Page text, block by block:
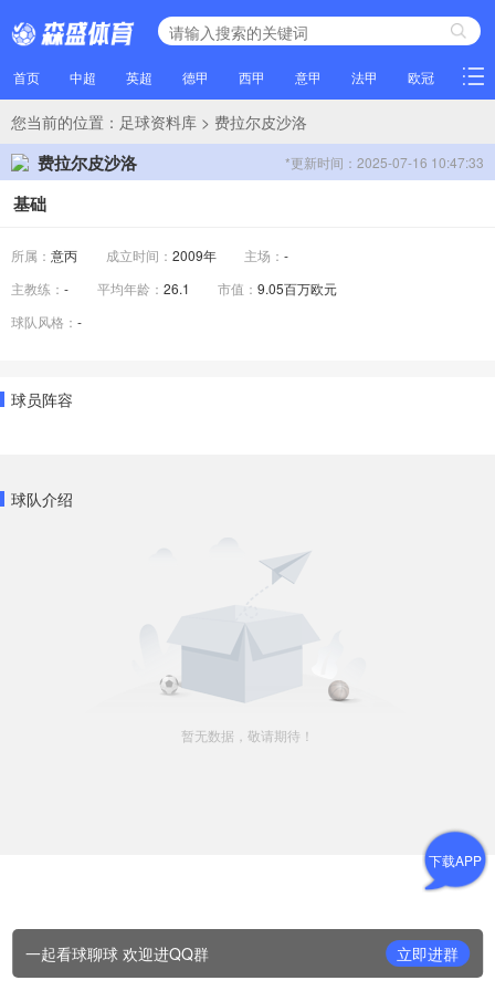
首页 中超 英超 德甲 西甲 意甲 法甲 欧冠 NBA
您当前的位置： 足球资料库 > 费拉尔皮沙洛
费拉尔皮沙洛 *更新时间：2025-07-16 10:47:33
基础
所属： 意丙 成立时间： 2009年 主场：-
主教练： - 平均年龄： 26.1 市值：9.05百万欧元
球队风格： -
球员阵容
球队介绍
暂无数据，敬请期待！
一起看球聊球 欢迎进QQ群 立即进群
下载APP